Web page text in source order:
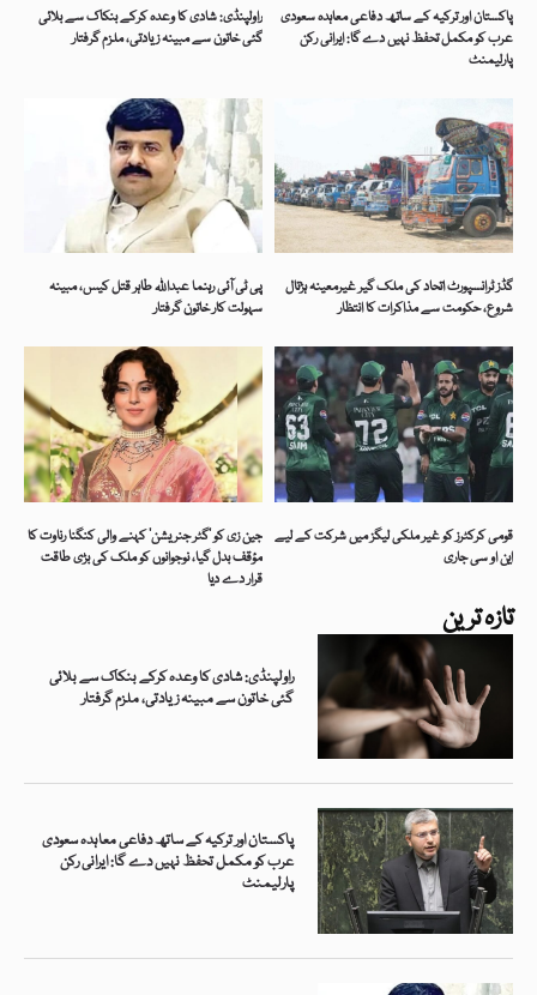
تازہ ترین
راولپنڈی: شادی کا وعدہ کرکے بنکاک سے بلائی
گئی خاتون سے مبینہ زیادتی، ملزم گرفتار
پاکستان اور ترکیہ کے ساتھ دفاعی معاہدہ سعودی
عرب کو مکمل تحفظ نہیں دے گا: ایرانی رکن
پارلیمنٹ
راولپنڈی: شادی کا وعدہ کرکے بنکاک سے بلائی
گئی خاتون سے مبینہ زیادتی، ملزم گرفتار
پاکستان اور ترکیہ کے ساتھ دفاعی معاہدہ سعودی
عرب کو مکمل تحفظ نہیں دے گا: ایرانی رکن
پارلیمنٹ
پی ٹی آئی رہنما عبداللہ طاہر قتل کیس، مبینہ
سہولت کار خاتون گرفتار
گڈز ٹرانسپورٹ اتحاد کی ملک گیر غیرمعینہ ہڑتال
شروع، حکومت سے مذاکرات کا انتظار
جین زی کو ’گٹر جنریشن‘ کہنے والی کنگنا رناوت کا
مؤقف بدل گیا، نوجوانوں کو ملک کی بڑی طاقت
قرار دے دیا
قومی کرکٹرز کو غیر ملکی لیگز میں شرکت کے لیے
این او سی جاری